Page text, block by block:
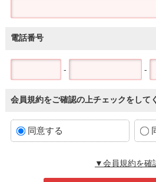
電話番号
- -
会員規約をご確認の上チェックをして
同意する
▼会員規約を確